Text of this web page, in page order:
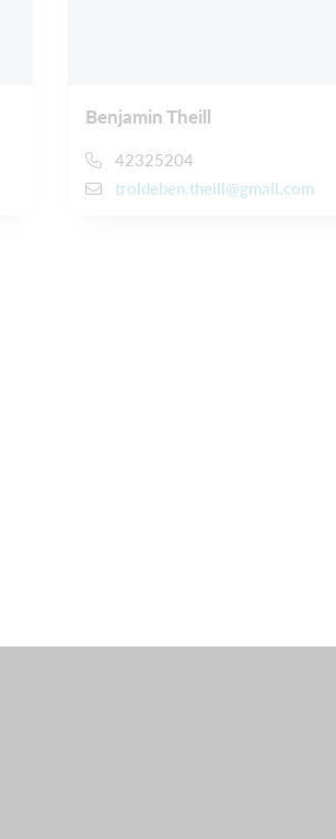
Benjamin Theill
42325204
troldeben.theill@gmail.com